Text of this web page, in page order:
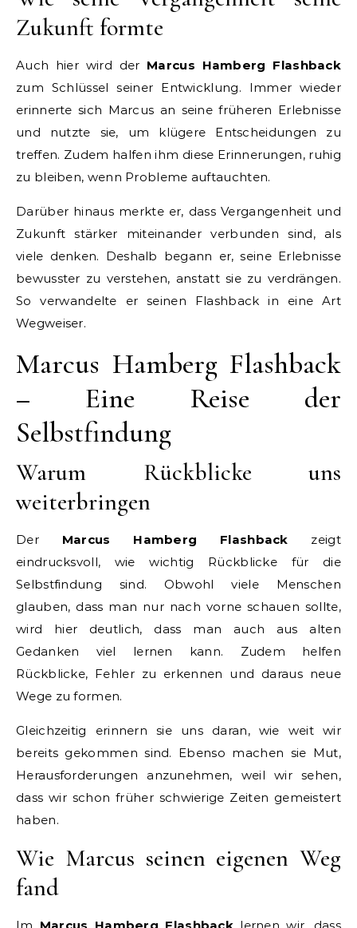
Zukunft formte
Auch hier wird der Marcus Hamberg Flashback
zum Schlüssel seiner Entwicklung. Immer wieder
erinnerte sich Marcus an seine früheren Erlebnisse
und nutzte sie, um klügere Entscheidungen zu
treffen. Zudem halfen ihm diese Erinnerungen, ruhig
zu bleiben, wenn Probleme auftauchten.
Darüber hinaus merkte er, dass Vergangenheit und
Zukunft stärker miteinander verbunden sind, als
viele denken. Deshalb begann er, seine Erlebnisse
bewusster zu verstehen, anstatt sie zu verdrängen.
So verwandelte er seinen Flashback in eine Art
Wegweiser.
Marcus Hamberg Flashback
– Eine Reise der
Selbstfindung
Warum Rückblicke uns
weiterbringen
Der Marcus Hamberg Flashback zeigt
eindrucksvoll, wie wichtig Rückblicke für die
Selbstfindung sind. Obwohl viele Menschen
glauben, dass man nur nach vorne schauen sollte,
wird hier deutlich, dass man auch aus alten
Gedanken viel lernen kann. Zudem helfen
Rückblicke, Fehler zu erkennen und daraus neue
Wege zu formen.
Gleichzeitig erinnern sie uns daran, wie weit wir
bereits gekommen sind. Ebenso machen sie Mut,
Herausforderungen anzunehmen, weil wir sehen,
dass wir schon früher schwierige Zeiten gemeistert
haben.
Wie Marcus seinen eigenen Weg
fand